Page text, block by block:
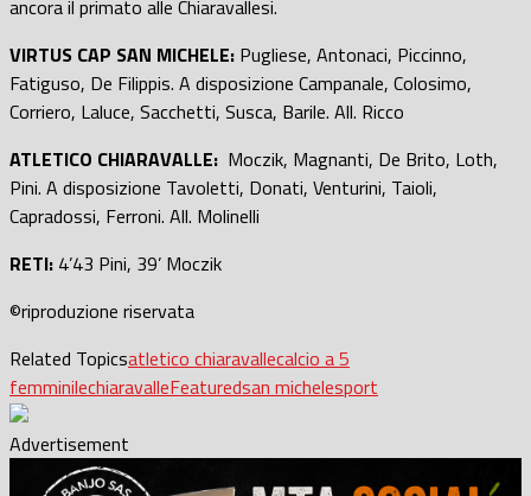
ancora il primato alle Chiaravallesi.
VIRTUS CAP SAN MICHELE: Pugliese, Antonaci, Piccinno,
Fatiguso, De Filippis. A disposizione Campanale, Colosimo,
Corriero, Laluce, Sacchetti, Susca, Barile. All. Ricco
ATLETICO CHIARAVALLE: Moczik, Magnanti, De Brito, Loth,
Pini. A disposizione Tavoletti, Donati, Venturini, Taioli,
Capradossi, Ferroni. All. Molinelli
RETI: 4’43 Pini, 39’ Moczik
©riproduzione riservata
Related Topicsatletico chiaravallecalcio a 5
femminilechiaravalleFeaturedsan michelesport
Advertisement